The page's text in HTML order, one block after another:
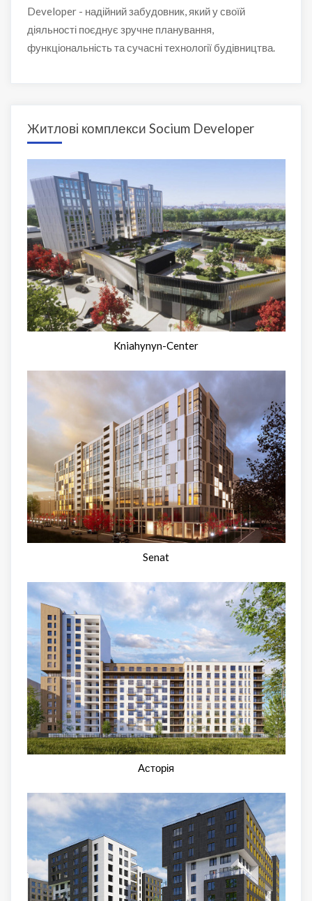
Developer - надійний забудовник, який у своїй
діяльності поєднує зручне планування,
функціональність та сучасні технології будівництва.
Житлові комплекси Socium Developer
Kniahynyn-Center
Senat
Асторія